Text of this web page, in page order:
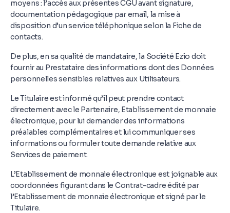
moyens : l’accès aux présentes CGU avant signature,
documentation pédagogique par email, la mise à
disposition d’un service téléphonique selon la Fiche de
contacts.
De plus, en sa qualité de mandataire, la Société Ezio doit
fournir au Prestataire des informations dont des Données
personnelles sensibles relatives aux Utilisateurs.
Le Titulaire est informé qu’il peut prendre contact
directement avec le Partenaire, Etablissement de monnaie
électronique, pour lui demander des informations
préalables complémentaires et lui communiquer ses
informations ou formuler toute demande relative aux
Services de paiement.
L’Etablissement de monnaie électronique est joignable aux
coordonnées figurant dans le Contrat-cadre édité par
l’Etablissement de monnaie électronique et signé par le
Titulaire.